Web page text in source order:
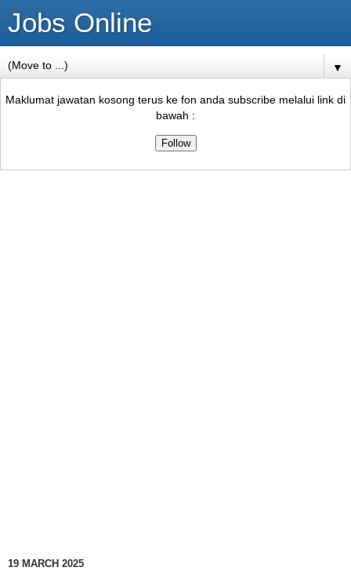
Jobs Online
▼
Maklumat jawatan kosong terus ke fon anda subscribe melalui link di
bawah :
19 MARCH 2025